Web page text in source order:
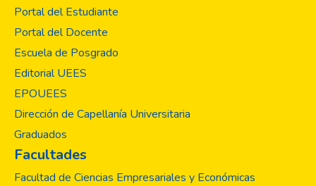
Portal del Estudiante
Portal del Docente
Escuela de Posgrado
Editorial UEES
EPOUEES
Dirección de Capellanía Universitaria
Graduados
Facultades
Facultad de Ciencias Empresariales y Económicas